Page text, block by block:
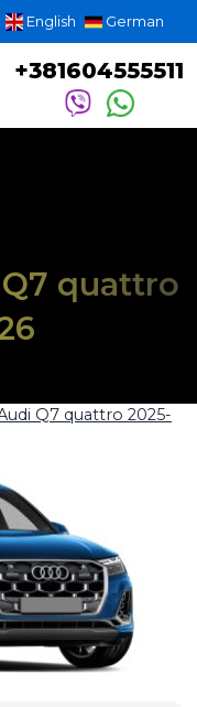
English German
+381604555511
quattro
Q7 quattro 2025-